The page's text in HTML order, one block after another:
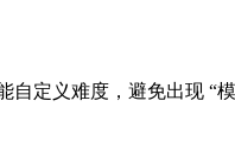
定义难度，避免出现 “模